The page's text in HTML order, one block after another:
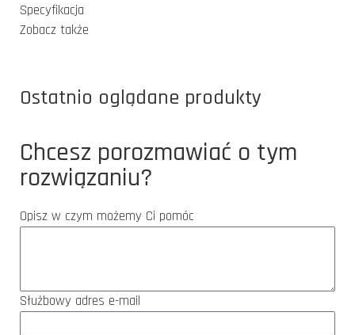
Specyfikacja
Zobacz także
Ostatnio oglądane produkty
Chcesz porozmawiać o tym
rozwiązaniu?
Opisz w czym możemy Ci pomóc
Służbowy adres e-mail